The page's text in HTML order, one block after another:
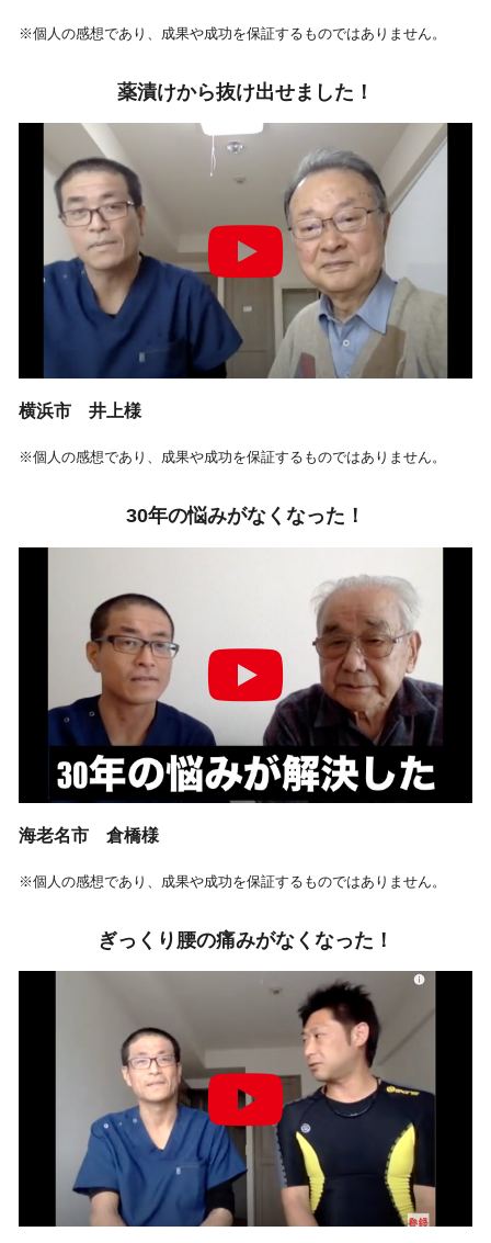
※個人の感想であり、成果や成功を保証するものではありません。
薬漬けから抜け出せました！
横浜市 井上様
※個人の感想であり、成果や成功を保証するものではありません。
30年の悩みがなくなった！
海老名市 倉橋様
※個人の感想であり、成果や成功を保証するものではありません。
ぎっくり腰の痛みがなくなった！